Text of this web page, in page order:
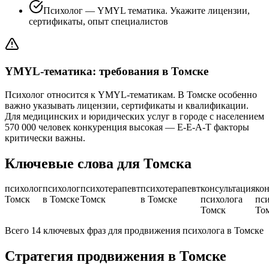
Психолог — YMYL тематика. Укажите лицензии,
сертификаты, опыт специалистов
YMYL-тематика: требования в Томске
Психолог относится к YMYL-тематикам. В Томске особенно
важно указывать лицензии, сертификаты и квалификации.
Для медицинских и юридических услуг в городе с населением
570 000 человек конкуренция высокая — E-E-A-T факторы
критически важны.
Ключевые слова для Томска
психолог
Томск
психолог
в Томске
психотерапевт
Томск
психотерапевт
в Томске
консультация
психолога
Томск
Всего 14 ключевых фраз для продвижения психолога в Томске
Стратегия продвижения в Томске